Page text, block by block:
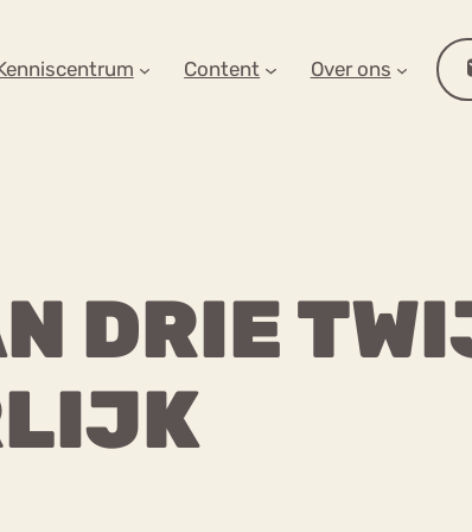
Content Over ons
DRIE
OP ZOEK?